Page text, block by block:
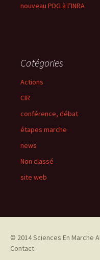
nouveau PDG à l’INRA
Catégories
Actions
CIR
conférence, débat
étapes marche
news
Non classé
site web
© 2014Sciences En Marche
Contact